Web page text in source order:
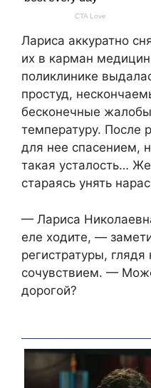
Лариса аккуратно
их в карман
поликлинике
простуд,
бесконечные
температуру. После
для нее спасением,
такая усталость…
стараясь унять
— Лариса
еле ходите, —
регистратуры, глядя
сочувствием. —
дорогой?